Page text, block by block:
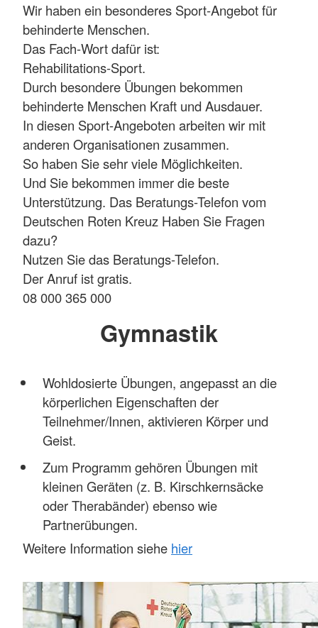
Wir haben ein besonderes Sport-Angebot für
behinderte Menschen.
Das Fach-Wort dafür ist:
Rehabilitations-Sport.
Durch besondere Übungen bekommen
behinderte Menschen Kraft und Ausdauer.
In diesen Sport-Angeboten arbeiten wir mit
anderen Organisationen zusammen.
So haben Sie sehr viele Möglichkeiten.
Und Sie bekommen immer die beste
Unterstützung. Das Beratungs-Telefon vom
Deutschen Roten Kreuz Haben Sie Fragen
dazu?
Nutzen Sie das Beratungs-Telefon.
Der Anruf ist gratis.
08 000 365 000
Gymnastik
Wohldosierte Übungen, angepasst an die
körperlichen Eigenschaften der
Teilnehmer/Innen, aktivieren Körper und
Geist.
Zum Programm gehören Übungen mit
kleinen Geräten (z. B. Kirschkernsäcke
oder Therabänder) ebenso wie
Partnerübungen.
Weitere Information siehe hier